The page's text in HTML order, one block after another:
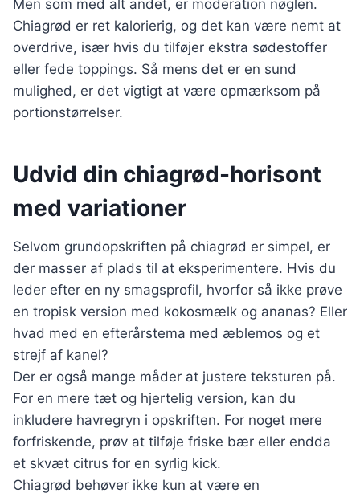
Men som med alt andet, er moderation nøglen.
Chiagrød er ret kalorierig, og det kan være nemt at
overdrive, især hvis du tilføjer ekstra sødestoffer
eller fede toppings. Så mens det er en sund
mulighed, er det vigtigt at være opmærksom på
portionstørrelser.
Udvid din chiagrød-horisont
med variationer
Selvom grundopskriften på chiagrød er simpel, er
der masser af plads til at eksperimentere. Hvis du
leder efter en ny smagsprofil, hvorfor så ikke prøve
en tropisk version med kokosmælk og ananas? Eller
hvad med en efterårstema med æblemos og et
strejf af kanel?
Der er også mange måder at justere teksturen på.
For en mere tæt og hjertelig version, kan du
inkludere havregryn i opskriften. For noget mere
forfriskende, prøv at tilføje friske bær eller endda
et skvæt citrus for en syrlig kick.
Chiagrød behøver ikke kun at være en